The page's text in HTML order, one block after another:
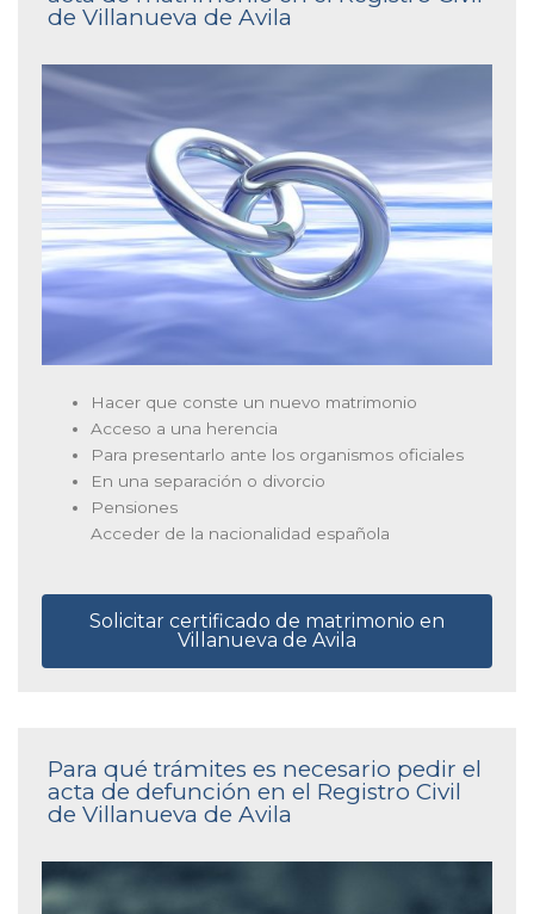
de Villanueva de Avila
Hacer que conste un nuevo matrimonio
Acceso a una herencia
Para presentarlo ante los organismos oficiales
En una separación o divorcio
Pensiones
Acceder de la nacionalidad española
Solicitar certificado de matrimonio en
Villanueva de Avila
Para qué trámites es necesario pedir el
acta de defunción en el Registro Civil
de Villanueva de Avila